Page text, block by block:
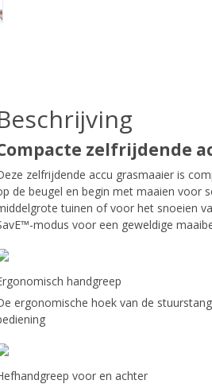
zelfrijdende
zelfrijdende accu grasmaaier is
de beugel en begin met maaien voor
tuinen of voor het snoeien
modus voor een geweldige
handgreep
ergonomische hoek van de
voor en achter